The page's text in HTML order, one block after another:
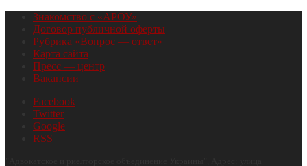
Знакомство с «АРОУ»
Договор публичной оферты
Рубрика «Вопрос — ответ»
Карта сайта
Пресс — центр
Вакансии
Facebook
Twitter
Google
RSS